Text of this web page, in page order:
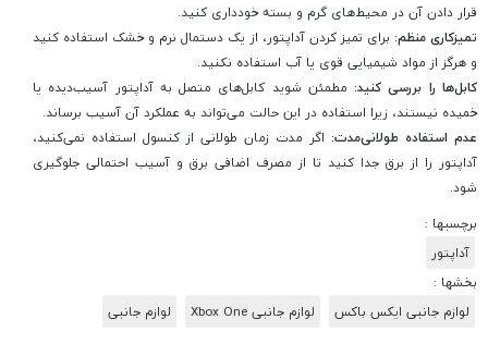
قرار دادن آن در محیط‌های گرم و بسته خودداری کنید.
تمیزکاری منظم: برای تمیز کردن آداپتور، از یک دستمال نرم و خشک استفاده کنید
و هرگز از مواد شیمیایی قوی یا آب استفاده نکنید.
کابل‌ها را بررسی کنید:مطمئن شوید کابل‌های متصل به آداپتور آسیب‌دیده یا
خمیده نیستند، زیرا استفاده در این حالت می‌تواند به عملکرد آن آسیب برساند.
عدم استفاده طولانی‌مدت: اگر مدت زمان طولانی از کنسول استفاده نمی‌کنید،
آداپتور را از برق جدا کنید تا از مصرف اضافی برق و آسیب احتمالی جلوگیری
شود.
برچسبها :
آداپتور
بخشها :
لوازم جانبی ایکس باکس
لوازم جانبی Xbox One لوازم جانبی